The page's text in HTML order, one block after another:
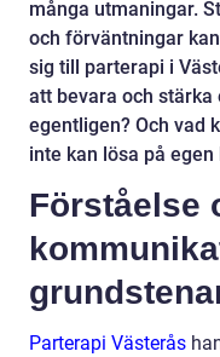
många utmaningar.
och förväntningar
sig till parterapi i
att bevara och
egentligen? Och vad
inte kan lösa på egen
Förståelse
Parterapi Västerås